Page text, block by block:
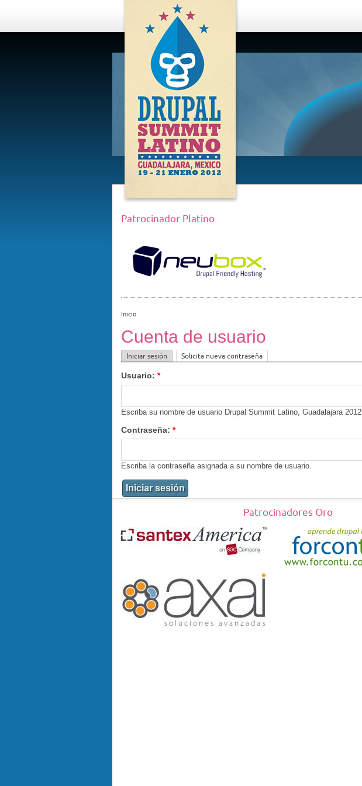
DRUPAL
SUMMIT
LATINO,
GUADALAJARA
2012
Patrocinador Platino
Inicio
Cuenta de usuario
Iniciar sesión Solicita nueva contraseña
Usuario: *
Escriba su nombre de usuario Drupal Summit Latino, Guadalajara 2012.
Contraseña: *
Escriba la contraseña asignada a su nombre de usuario.
Patrocinadores Oro